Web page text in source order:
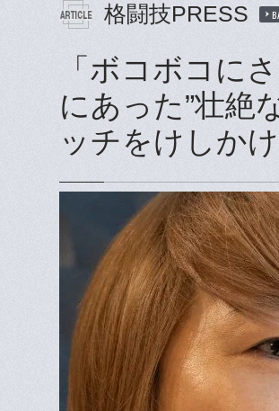
格闘技PRESS
「ボコボコに
にあった”壮絶
ッチをけしかけ